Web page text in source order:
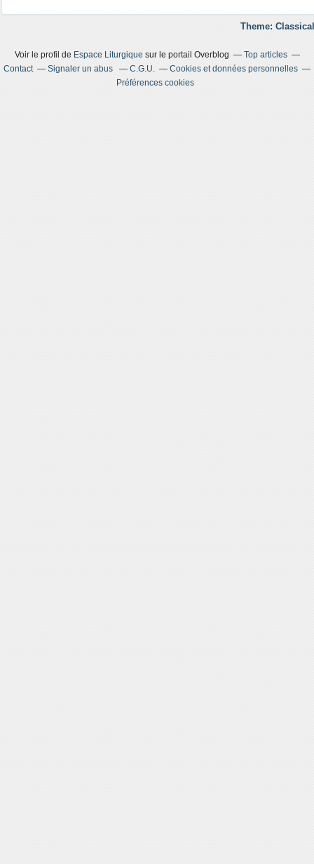
Theme:
Voir le profil de Espace Liturgiquesur le portail Overblog
Top articles
Contact
Signaler un abus C.G.U.
Cookies et données personnelles
Préférences cookies